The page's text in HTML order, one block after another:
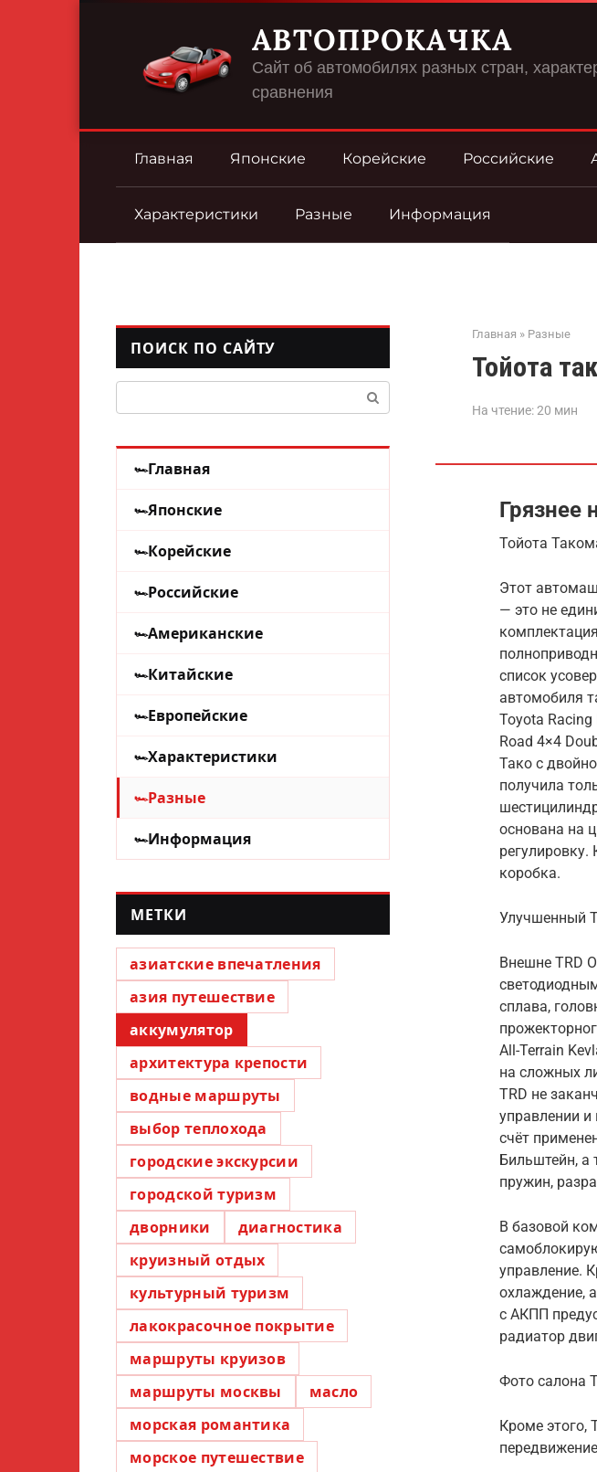
АВТОПРОКАЧКА
Сайт об автомобилях разных стран,
сравнения
Главная Японские Корейские Российские
Характеристики Разные Информация
Главная » Разные
Тойота
На чтение:20 мин
Грязнее
Тойота
Этот
— это не
список
автомобиля
Toyоta
Road 4×4
Тако с
получила
основана на
коробка.
Улучшенный
Внешне TRD
сплава,
All-Terrаin
на сложных
TRD не
управлении
счёт
Бильштейн, а
пружин,
В базовой
управление.
охлаждение,
с АКПП
радиатор
Фото салона
Кроме этого,
ПОИСК ПО САЙТУ
Главная
Японские
Корейские
Российские
Американские
Китайские
Европейские
Характеристики
Разные
Информация
МЕТКИ
азиатские впечатления
азия путешествие
аккумулятор
архитектура крепости
водные маршруты
выбор теплохода
городские экскурсии
городской туризм
дворники
диагностика
круизный отдых
культурный туризм
лакокрасочное покрытие
маршруты круизов
маршруты москвы
масло
морская романтика
морское путешествие